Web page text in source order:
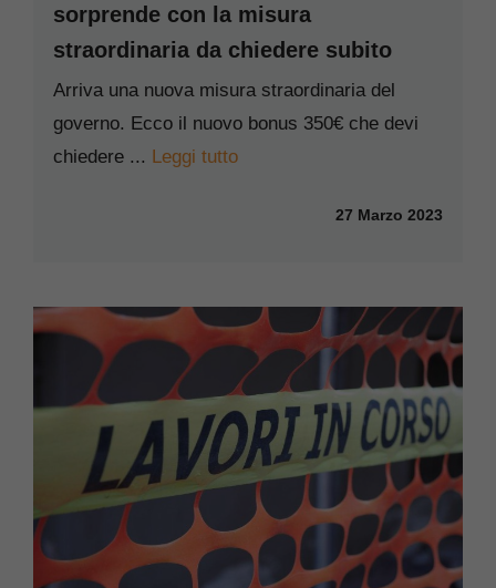
sorprende con la misura
straordinaria da chiedere subito
Arriva una nuova misura straordinaria del
governo. Ecco il nuovo bonus 350€ che devi
chiedere ... Leggi tutto
27 Marzo 2023